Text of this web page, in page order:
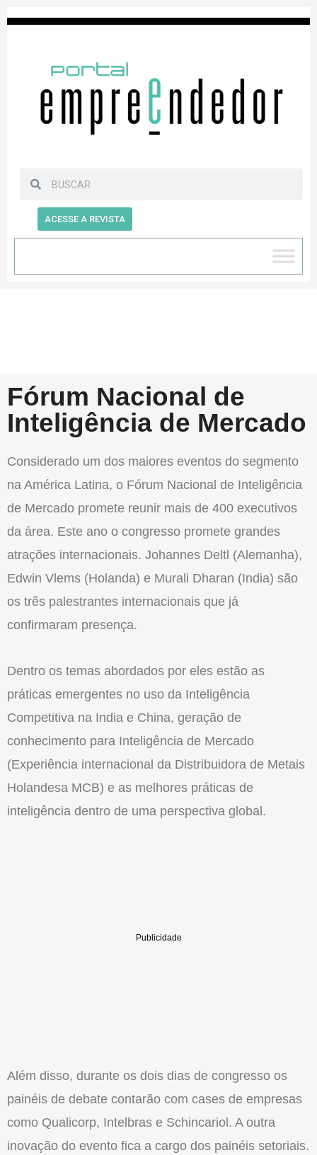
ACESSE A REVISTA
Fórum Nacional de
Inteligência de Mercado
Considerado um dos maiores eventos do segmento
na América Latina, o Fórum Nacional de Inteligência
de Mercado promete reunir mais de 400 executivos
da área. Este ano o congresso promete grandes
atrações internacionais. Johannes Deltl (Alemanha),
Edwin Vlems (Holanda) e Murali Dharan (India) são
os três palestrantes internacionais que já
confirmaram presença.
Dentro os temas abordados por eles estão as
práticas emergentes no uso da Inteligência
Competitiva na India e China, geração de
conhecimento para Inteligência de Mercado
(Experiência internacional da Distribuidora de Metais
Holandesa MCB) e as melhores práticas de
inteligência dentro de uma perspectiva global.
Além disso, durante os dois dias de congresso os
painéis de debate contarão com cases de empresas
como Qualicorp, Intelbras e Schincariol. A outra
inovação do evento fica a cargo dos painéis setoriais.